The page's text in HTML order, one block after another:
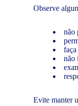
Observe
não
não
Evite manter